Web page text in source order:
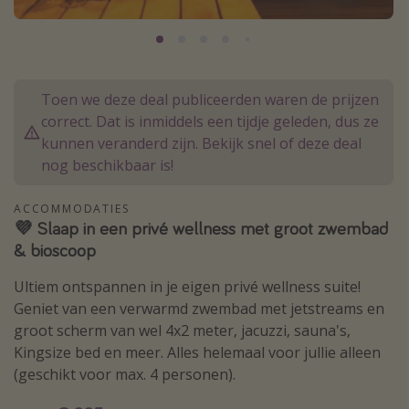
Thailand
Madeira
Egypte
Type vakantie
Overzicht
Weekendje weg
Autoverhuur
Vroegboeker
Groepsreizen
Vakantieparken
Toen we deze deal publiceerden waren de prijzen
correct. Dat is inmiddels een tijdje geleden, dus ze
kunnen veranderd zijn. Bekijk snel of deze deal
nog beschikbaar is!
ACCOMMODATIES
💜 Slaap in een privé wellness met groot zwembad
& bioscoop
Ultiem ontspannen in je eigen privé wellness suite!
Geniet van een verwarmd zwembad met jetstreams en
groot scherm van wel 4x2 meter, jacuzzi, sauna's,
Kingsize bed en meer. Alles helemaal voor jullie alleen
(geschikt voor max. 4 personen).